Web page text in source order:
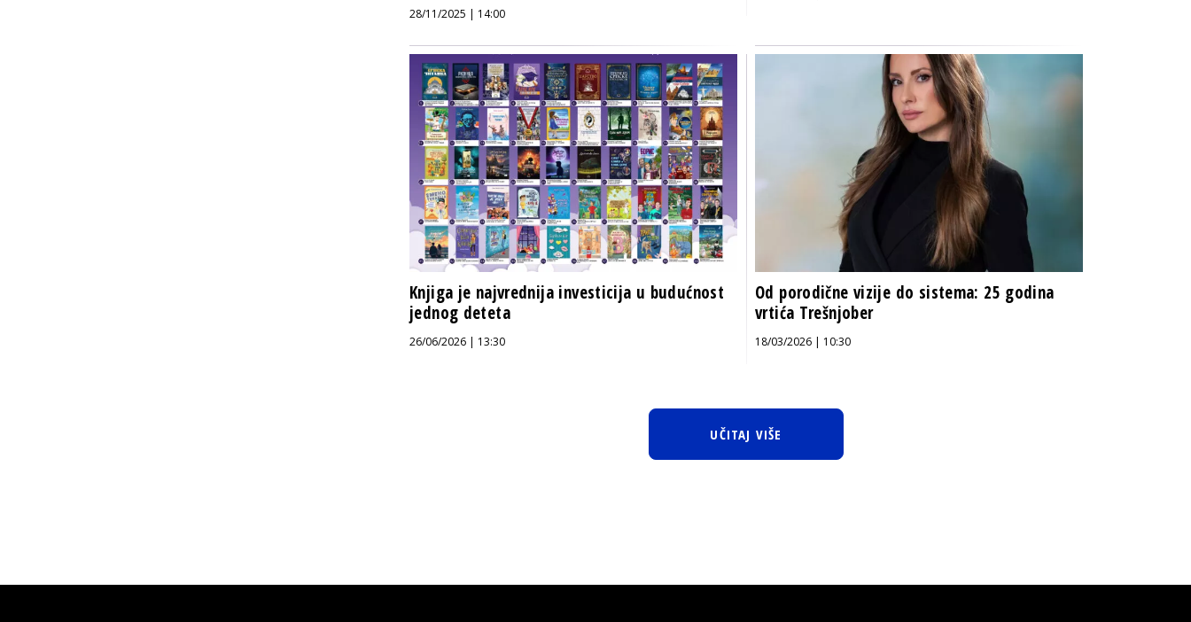
28/11/2025 | 14:00
Knjiga je najvrednija investicija u budućnost
jednog deteta
26/06/2026 | 13:30
Od porodične vizije do sistema: 25 godina
vrtića Trešnjober
18/03/2026 | 10:30
UČITAJ VIŠE